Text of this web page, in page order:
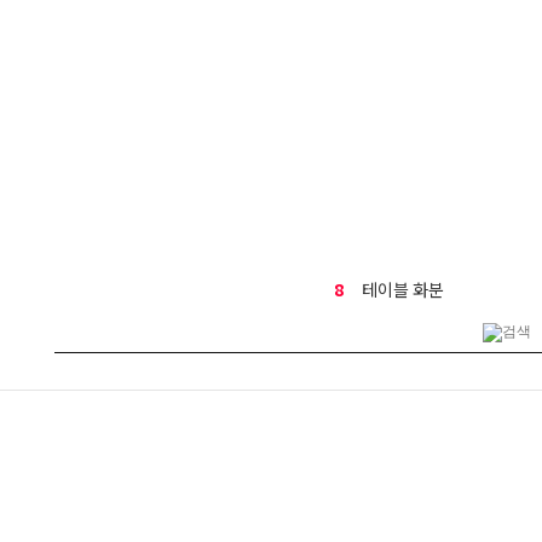
8
테이블 화분
10 부모님선물
1
생일